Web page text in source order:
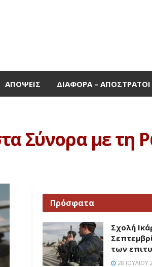
ΑΠΌΨΕΙΣ ΔΙΆΦΟΡΑ – ΑΠΌΣΤΡΑΤΟΙ
Σύνορα με τη
Πρόσφατα
Σχολή
των
28 ΙΟΥΛΊΟΥ